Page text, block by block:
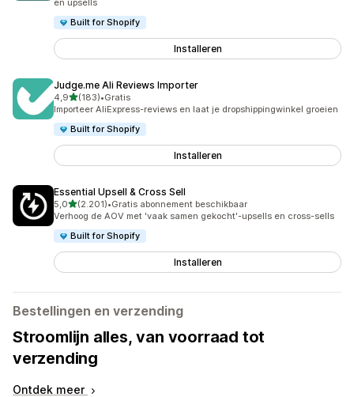
en upsells
Built for Shopify
Installeren
Judge.me Ali Reviews Importer
4,9van 5 sterren
(183)
183 recensies in totaal
•Gratis
Importeer AliExpress-reviews en laat je dropshippingwinkel groeien
Built for Shopify
Installeren
Essential Upsell & Cross Sell
5,0van 5 sterren
(2.201)
2201 recensies in totaal
•Gratis abonnement beschikbaar
Verhoog de AOV met 'vaak samen gekocht'-upsells en cross-sells
Built for Shopify
Installeren
Bestellingen en verzending
Stroomlijn alles, van voorraad tot
verzending
Ontdek meer